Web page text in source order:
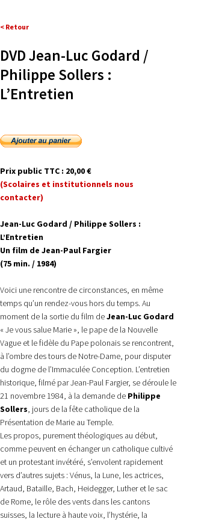
< Retour
DVD Jean-Luc Godard /
Philippe Sollers :
L’Entretien
Prix public TTC : 20,00 €
(Scolaires et institutionnels nous
contacter)
Jean-Luc Godard / Philippe Sollers :
L’Entretien
Un film de Jean-Paul Fargier
(75 min. / 1984)
Voici une rencontre de circonstances, en même
temps qu’un rendez-vous hors du temps. Au
moment de la sortie du film deJean-Luc Godard
« Je vous salue Marie », le pape de la Nouvelle
Vague et le fidèle du Pape polonais se rencontrent,
à l’ombre des tours de Notre-Dame, pour disputer
du dogme de l’Immaculée Conception. L’entretien
historique, filmé par Jean-Paul Fargier, se déroule le
21 novembre 1984, à la demande de Philippe
Sollers, jours de la fête catholique de la
Présentation de Marie au Temple.
Les propos, purement théologiques au début,
comme peuvent en échanger un catholique cultivé
et un protestant invétéré, s’envolent rapidement
vers d’autres sujets : Vénus, la Lune, les actrices,
Artaud, Bataille, Bach, Heidegger, Luther et le sac
de Rome, le rôle des vents dans les cantons
suisses, la lecture à haute voix, l’hystérie, la